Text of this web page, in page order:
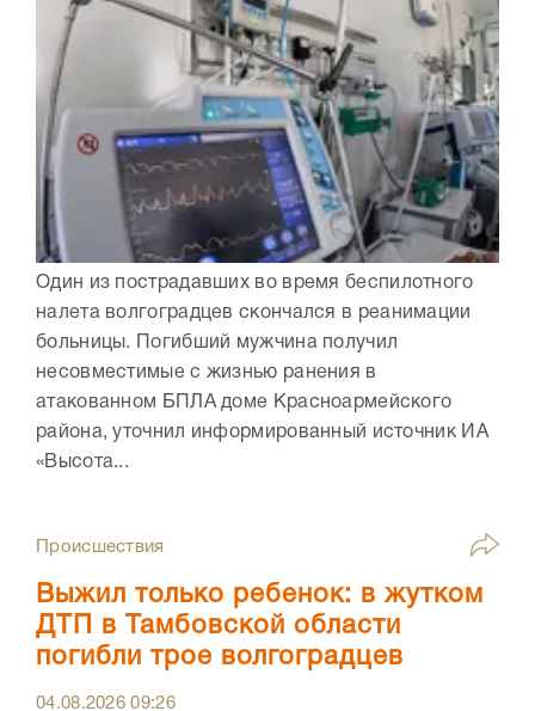
Один из пострадавших во время беспилотного
налета волгоградцев скончался в реанимации
больницы. Погибший мужчина получил
несовместимые с жизнью ранения в
атакованном БПЛА доме Красноармейского
района, уточнил информированный источник ИА
«Высота...
Происшествия
Выжил только ребенок: в жутком
ДТП в Тамбовской области
погибли трое волгоградцев
04.08.202609:26